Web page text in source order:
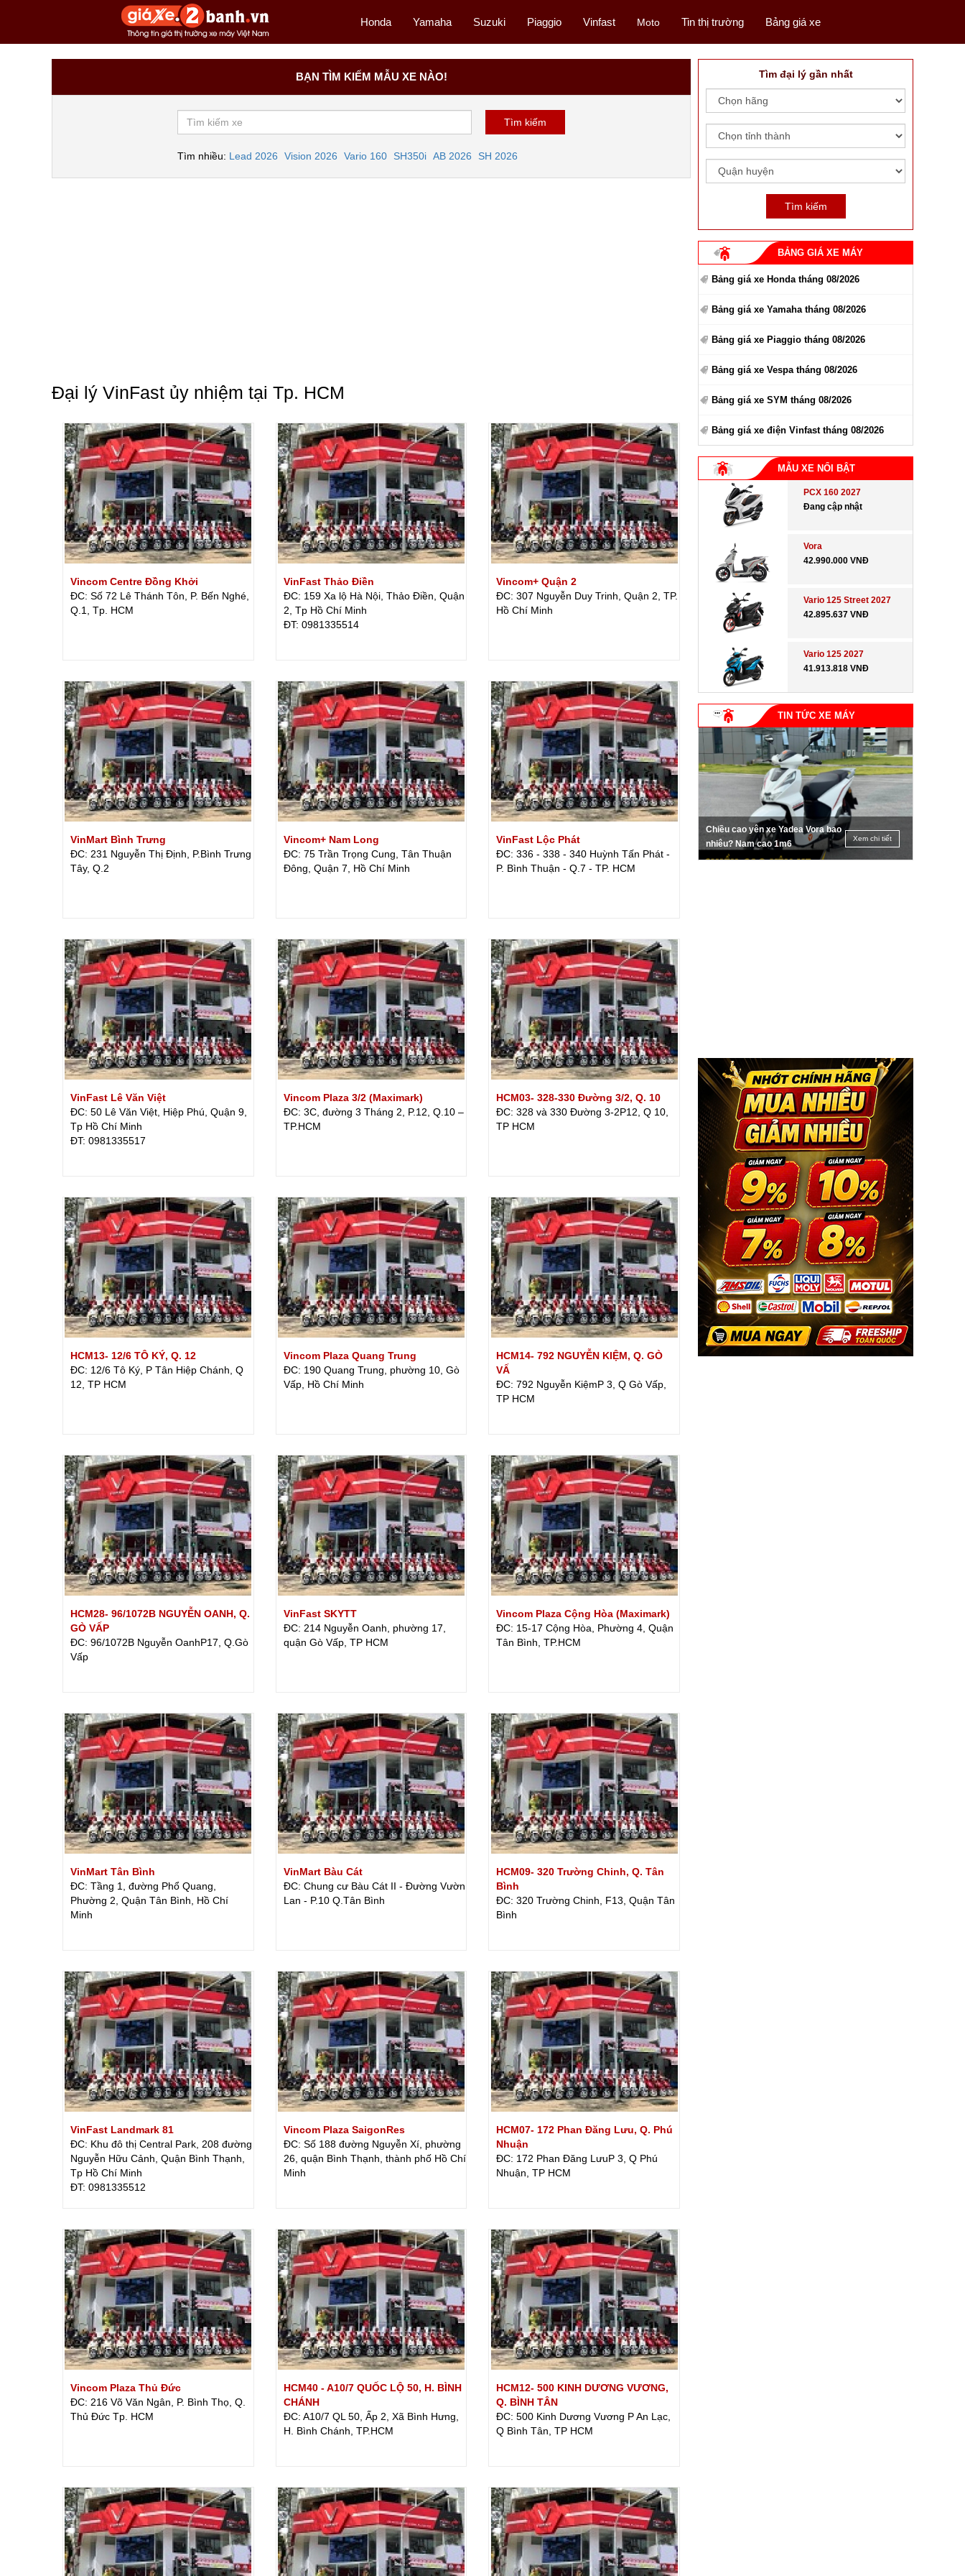
Honda Yamaha Suzuki Piaggio Vinfast Moto Tin thị trường Bảng giá xe
BẠN TÌM KIẾM MẪU XE NÀO!
Tìm nhiều: Lead 2026 Vision 2026 Vario 160 SH350i AB 2026 SH 2026
Đại lý VinFast ủy nhiệm tại Tp. HCM
Vincom Centre Đồng Khởi
ĐC: Số 72 Lê Thánh Tôn, P. Bến Nghé,
Q.1, Tp. HCM
VinFast Thảo Điền
ĐC: 159 Xa lộ Hà Nội, Thảo Điền, Quận
2, Tp Hồ Chí Minh
ÐT: 0981335514
Vincom+ Quận 2
ĐC: 307 Nguyễn Duy Trinh, Quận 2, TP.
Hồ Chí Minh
VinMart Bình Trưng
ĐC: 231 Nguyễn Thị Định, P.Bình Trưng
Tây, Q.2
Vincom+ Nam Long
ĐC: 75 Trần Trọng Cung, Tân Thuận
Đông, Quận 7, Hồ Chí Minh
VinFast Lộc Phát
ĐC: 336 - 338 - 340 Huỳnh Tấn Phát -
P. Bình Thuận - Q.7 - TP. HCM
VinFast Lê Văn Việt
ĐC: 50 Lê Văn Việt, Hiệp Phú, Quận 9,
Tp Hồ Chí Minh
ÐT: 0981335517
Vincom Plaza 3/2 (Maximark)
ĐC: 3C, đường 3 Tháng 2, P.12, Q.10 –
TP.HCM
HCM03- 328-330 Đường 3/2, Q. 10
ĐC: 328 và 330 Đường 3-2P12, Q 10,
TP HCM
HCM13- 12/6 TÔ KÝ, Q. 12
ĐC: 12/6 Tô Ký, P Tân Hiệp Chánh, Q
12, TP HCM
Vincom Plaza Quang Trung
ĐC: 190 Quang Trung, phường 10, Gò
Vấp, Hồ Chí Minh
HCM14- 792 NGUYỄN KIỆM, Q. GÒ
VẤ
ĐC: 792 Nguyễn KiệmP 3, Q Gò Vấp,
TP HCM
HCM28- 96/1072B NGUYỄN OANH, Q.
GÒ VẤP
ĐC: 96/1072B Nguyễn OanhP17, Q.Gò
Vấp
VinFast SKYTT
ĐC: 214 Nguyễn Oanh, phường 17,
quận Gò Vấp, TP HCM
Vincom Plaza Cộng Hòa (Maximark)
ĐC: 15-17 Cộng Hòa, Phường 4, Quận
Tân Bình, TP.HCM
VinMart Tân Bình
ĐC: Tầng 1, đường Phổ Quang,
Phường 2, Quận Tân Bình, Hồ Chí
Minh
VinMart Bàu Cát
ĐC: Chung cư Bàu Cát II - Đường Vườn
Lan - P.10 Q.Tân Bình
HCM09- 320 Trường Chinh, Q. Tân
Bình
ĐC: 320 Trường Chinh, F13, Quận Tân
Bình
VinFast Landmark 81
ĐC: Khu đô thị Central Park, 208 đường
Nguyễn Hữu Cảnh, Quận Bình Thạnh,
Tp Hồ Chí Minh
ÐT: 0981335512
Vincom Plaza SaigonRes
ĐC: Số 188 đường Nguyễn Xí, phường
26, quận Bình Thạnh, thành phố Hồ Chí
Minh
HCM07- 172 Phan Đăng Lưu, Q. Phú
Nhuận
ĐC: 172 Phan Đăng LưuP 3, Q Phú
Nhuận, TP HCM
Vincom Plaza Thủ Đức
ĐC: 216 Võ Văn Ngân, P. Bình Thọ, Q.
Thủ Đức Tp. HCM
HCM40 - A10/7 QUỐC LỘ 50, H. BÌNH
CHÁNH
ĐC: A10/7 QL 50, Ấp 2, Xã Bình Hưng,
H. Bình Chánh, TP.HCM
HCM12- 500 KINH DƯƠNG VƯƠNG,
Q. BÌNH TÂN
ĐC: 500 Kinh Dương Vương P An Lạc,
Q Bình Tân, TP HCM
Tìm đại lý gần nhất
BẢNG GIÁ XE MÁY
Bảng giá xe Honda tháng 08/2026
Bảng giá xe Yamaha tháng 08/2026
Bảng giá xe Piaggio tháng 08/2026
Bảng giá xe Vespa tháng 08/2026
Bảng giá xe SYM tháng 08/2026
Bảng giá xe điện Vinfast tháng 08/2026
MẪU XE NỔI BẬT
PCX 160 2027
Đang cập nhật
Vora
42.990.000 VNĐ
Vario 125 Street 2027
42.895.637 VNĐ
Vario 125 2027
41.913.818 VNĐ
TIN TỨC XE MÁY
Chiều cao yên xe Yadea Vora bao
nhiêu? Nam cao 1m6
Xem chi tiết